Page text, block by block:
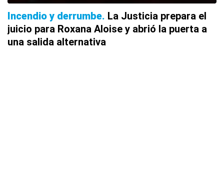
Incendio y derrumbe La Justicia prepara el
juicio para Roxana Aloise y abrió la puerta a
una salida alternativa